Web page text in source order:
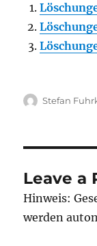
Author
Stefan
Leave a
Hinweis:
werden